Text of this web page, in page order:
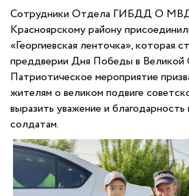
Сотрудники Отдела ГИБДД О МВД
Красноярскому району
«Георгиевская ленточка», которая
преддверии Дня Победы в Великой
Патриотическое мероприятие
жителям о великом подвиге
выразить уважение и
солдатам.